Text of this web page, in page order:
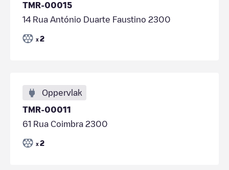
TMR-00015
14 Rua António Duarte Faustino 2300
x 2
Oppervlak
TMR-00011
61 Rua Coimbra 2300
x 2